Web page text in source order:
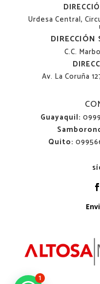
Urdesa Central,
DIRECCIÓN
C.C.
Av. La Coruña
Guayaquil:
Quito:
1